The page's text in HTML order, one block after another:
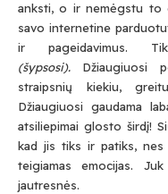
anksti, o ir nemėgstu to
savo internetine
ir pageidavimus.
(šypsosi). Džiaugiuosi
straipsnių kiekiu,
Džiaugiuosi gaudama
atsiliepimai glosto širdį!
kad jis tiks ir patiks, nes
teigiamas emocijas.
jautresnės.